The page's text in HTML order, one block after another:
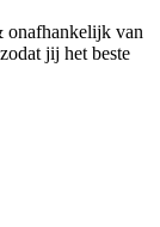
onafhankelijk van
jij het beste